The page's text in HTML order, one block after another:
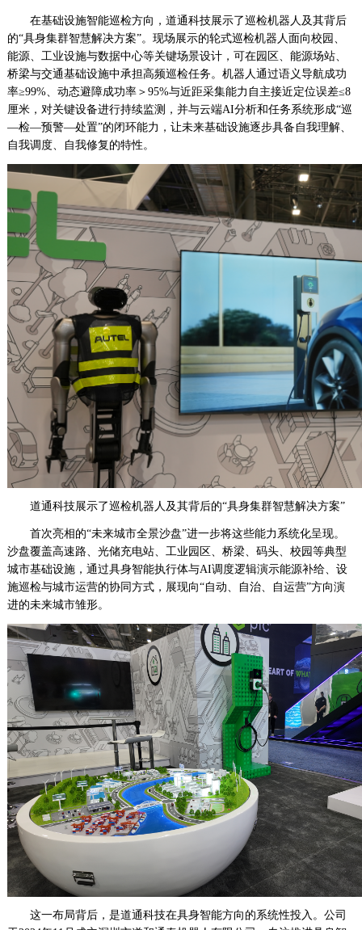
在基础设施智能巡检方向，道通科技展示了巡检机器人及其背后
的“具身集群智慧解决方案”。现场展示的轮式巡检机器人面向校园、
能源、工业设施与数据中心等关键场景设计，可在园区、能源场站、
桥梁与交通基础设施中承担高频巡检任务。机器人通过语义导航成功
率≥99%、动态避障成功率＞95%与近距采集能力自主接近定位误差≤8
厘米，对关键设备进行持续监测，并与云端AI分析和任务系统形成“巡
—检—预警—处置”的闭环能力，让未来基础设施逐步具备自我理解、
自我调度、自我修复的特性。
道通科技展示了巡检机器人及其背后的“具身集群智慧解决方案”
首次亮相的“未来城市全景沙盘”进一步将这些能力系统化呈现。
沙盘覆盖高速路、光储充电站、工业园区、桥梁、码头、校园等典型
城市基础设施，通过具身智能执行体与AI调度逻辑演示能源补给、设
施巡检与城市运营的协同方式，展现向“自动、自治、自运营”方向演
进的未来城市雏形。
这一布局背后，是道通科技在具身智能方向的系统性投入。公司